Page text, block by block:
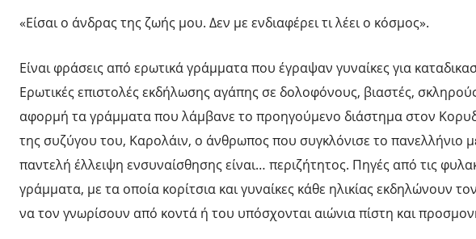
«Είσαι ο άνδρας της ζωής μου. Δεν με ενδιαφέρει τι λέει ο κόσμος».
Είναι φράσεις από ερωτικά γράμματα που έγραψαν γυναίκες για
Ερωτικές επιστολές εκδήλωσης αγάπης σε δολοφόνους, βιαστές,
αφορμή τα γράμματα που λάμβανε το προηγούμενο διάστημα στον
της συζύγου του, Καρολάιν, ο άνθρωπος που συγκλόνισε το πανελλήνιο
παντελή έλλειψη ενσυναίσθησης είναι… περιζήτητος. Πηγές από τις
γράμματα, με τα οποία κορίτσια και γυναίκες κάθε ηλικίας εκδηλώνουν
να τον γνωρίσουν από κοντά ή του υπόσχονται αιώνια πίστη και